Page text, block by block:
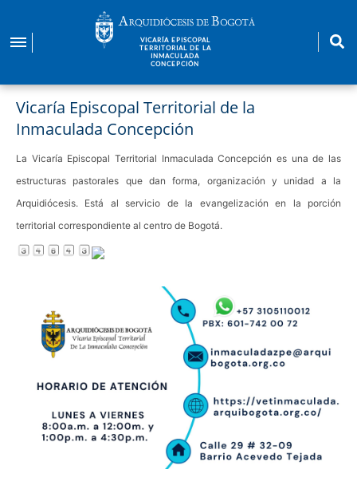
contenido
VICARÍA EPISCOPAL
TERRITORIAL DE LA
INMACULADA
CONCEPCIÓN
Vicaría Episcopal Territorial de la
Inmaculada Concepción
La Vicaría Episcopal Territorial Inmaculada Concepción es una de las
estructuras pastorales que dan forma, organización y unidad a la
Arquidiócesis. Está al servicio de la evangelización en la porción
territorial correspondiente al centro de Bogotá.